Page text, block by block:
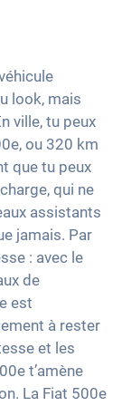
look, mais
ville, tu peux
ou 320 km
que tu peux
qui ne
assistants
jamais. Par
: avec le
de
est
à rester
et les
t’amène
La Fiat 500e